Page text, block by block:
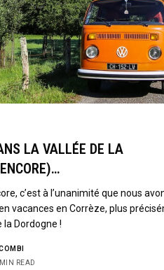
LA VALLÉE DE LA
c’est à l’unanimité que nous
vacances en Corrèze, plus
la Dordogne !
READ